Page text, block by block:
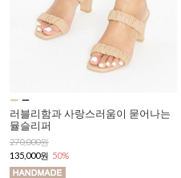
러블리함과 사랑스러움이 묻어나는
뮬슬리퍼
270,000원
135,000원 50%